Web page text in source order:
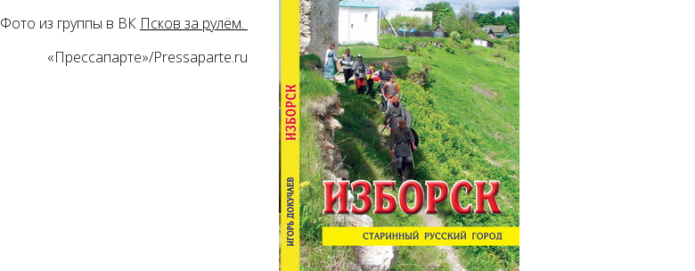
Фото из группы в ВК Псков за рулём.
«Прессапарте»/Pressaparte.ru